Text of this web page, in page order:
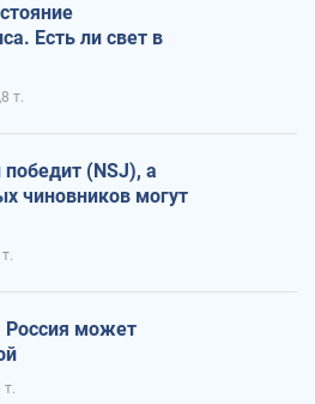
Есть ли свет в
т.
(NSJ), а
чиновников могут
Россия может
т.